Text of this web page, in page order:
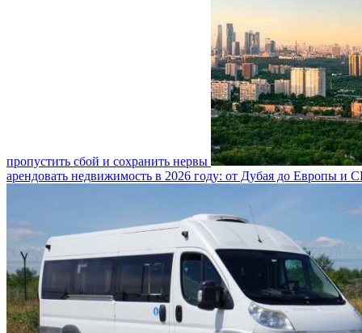
пропустить сбой и сохранить нервы
арендовать недвижимость в 2026 году: от Дубая до Европы и